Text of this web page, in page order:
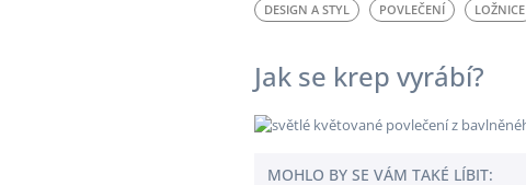
DESIGN A STYL POVLEČENÍ LOŽNICE
Jak se krep vyrábí?
MOHLO BY SE VÁM TAKÉ LÍBIT: